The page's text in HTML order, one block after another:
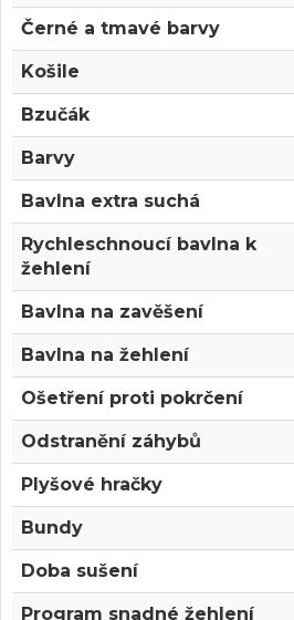
Černé a tmavé barvy
Košile
Bzučák
Barvy
Bavlna extra suchá
Rychleschnoucí bavlna k
žehlení
Bavlna na zavěšení
Bavlna na žehlení
Ošetření proti pokrčení
Odstranění záhybů
Plyšové hračky
Bundy
Doba sušení
Program snadné žehlení